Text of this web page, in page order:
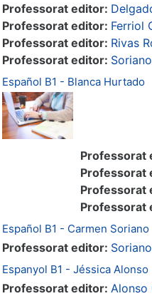
Professorat editor:
Professorat editor: Ferriol
Professorat editor: Rivas
Professorat editor:
Español B1 - Blanca Hurtado
Professorat
Professorat
Professorat
Professorat
Español B1 - Carmen Soriano
Professorat editor:
Espanyol B1 - Jéssica Alonso
Professorat editor: Alonso